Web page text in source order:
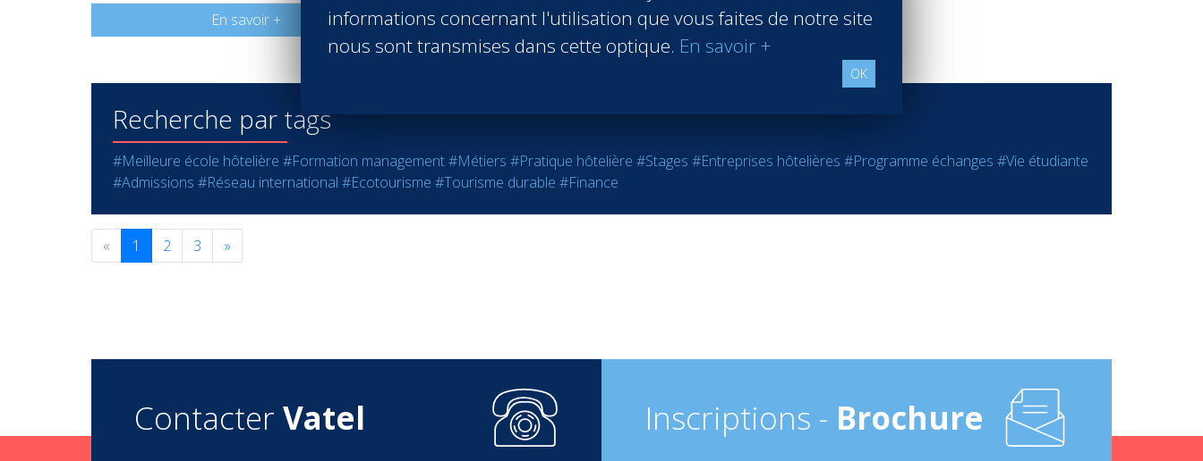
En savoir +
En savoir +
Recherche par tags
#Meilleure école hôtelière #Formation management#Métiers #Pratique hôtelière #Stages #Entreprises hôtelières #Programme échanges #Vie étudiante
#Admissions #Réseau international #Ecotourisme #Tourisme durable #Finance
« 1 2 3 »
Contacter Vatel Inscriptions - Brochure
informations concernant l'utilisation que vous faites de notre site
nous sont transmises dans cette optique. En savoir +
OK